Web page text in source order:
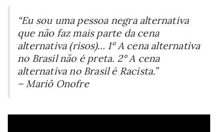
“Eu sou uma pessoa negra alternativa
que não faz mais parte da cena
alternativa (risos)… 1° A cena alternativa
no Brasil não é preta. 2° A cena
alternativa no Brasil é Racista.”
– Mariô Onofre